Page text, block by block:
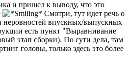
и пришел к выводу, что это
Смотри, тут идет речь о
неровностей впускных/выпускных
есть пункт "Выравнивание
этап сборки). По сути дела, там
головы, только здесь это более